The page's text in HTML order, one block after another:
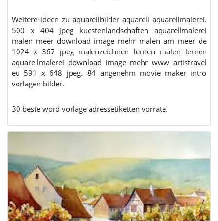
Weitere ideen zu aquarellbilder aquarell aquarellmalerei.
500 x 404 jpeg kuestenlandschaften aquarellmalerei
malen meer download image mehr malen am meer de
1024 x 367 jpeg malenzeichnen lernen malen lernen
aquarellmalerei download image mehr www artistravel
eu 591 x 648 jpeg. 84 angenehm movie maker intro
vorlagen bilder.
30 beste word vorlage adressetiketten vorräte.